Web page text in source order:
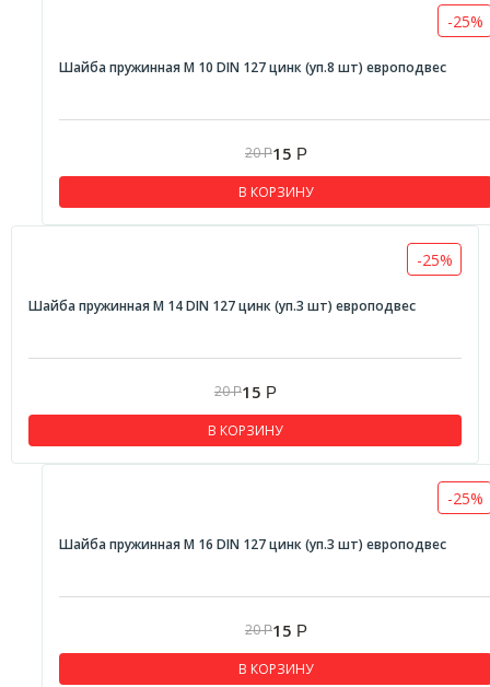
-25%
Шайба пружинная М 10 DIN 127 цинк (уп.8 шт) европодвес
20Р15 Р
В КОРЗИНУ
-25%
Шайба пружинная М 14 DIN 127 цинк (уп.3 шт) европодвес
20Р15 Р
В КОРЗИНУ
-25%
Шайба пружинная М 16 DIN 127 цинк (уп.3 шт) европодвес
20Р15 Р
В КОРЗИНУ